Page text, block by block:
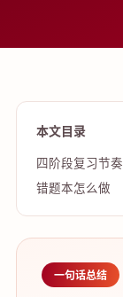
本文目录
四阶段复习节奏
错题本怎么做
一句话总结